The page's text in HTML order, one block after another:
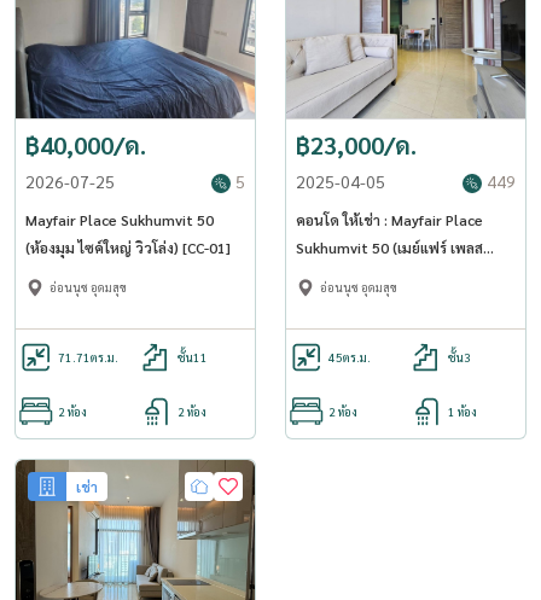
฿40,000/ด.
2026-07-25 5
Mayfair Place Sukhumvit 50
(ห้องมุม ไซค์ใหญ่ วิวโล่ง) [CC-01]
อ่อนนุช อุดมสุข
71.71 ตร.ม. ชั้น11
2 ห้อง 2 ห้อง
฿23,000/ด.
2025-04-05 449
คอนโด ให้เช่า : Mayfair Place
Sukhumvit 50 (เมย์แฟร์ เพลส
สุขุมวิท 50) (บีทีเอส อ่อนนุช ) MK-
02 line @livingbkk
อ่อนนุช อุดมสุข
45ตร.ม. ชั้น3
2 ห้อง 1 ห้อง
เช่า